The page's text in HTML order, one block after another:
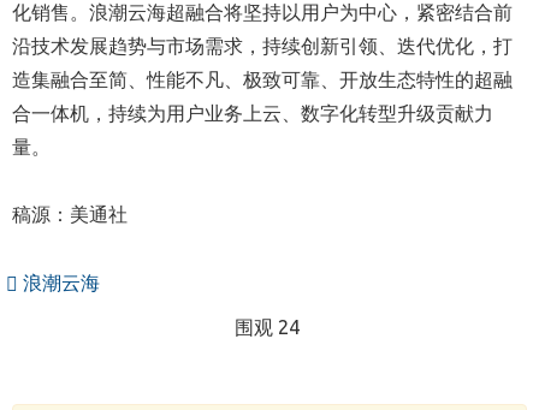
化销售。浪潮云海超融合将坚持以用户为中心，紧密结合前
沿技术发展趋势与市场需求，持续创新引领、迭代优化，打
造集融合至简、性能不凡、极致可靠、开放生态特性的超融
合一体机，持续为用户业务上云、数字化转型升级贡献力
量。
稿源：美通社
浪潮云海
围观 24